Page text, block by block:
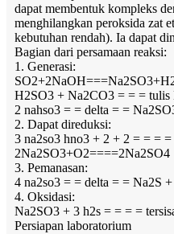
dapat membentuk kompleks
menghilangkan peroksida zat
kebutuhan rendah). Ia dapat
Bagian dari persamaan reaksi:
1. Generasi:
H2SO3 + Na2CO3 = = =
2 nahso3 = = delta = =
2. Dapat direduksi:
3 na2so3 hno3 + 2 + 2 = = =
2Na2SO3+O2====2Na2SO4
3. Pemanasan:
4 na2so3 = = delta = = Na2S
4. Oksidasi:
Na2SO3 + 3 h2s = = = =
Persiapan laboratorium